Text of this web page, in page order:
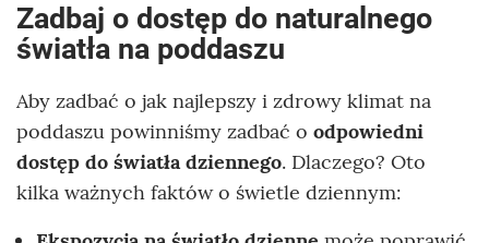
Zadbaj o dostęp do naturalnego
światła na poddaszu
Aby zadbać o jak najlepszy i zdrowy klimat na
poddaszu powinniśmy zadbać o odpowiedni
dostęp do światła dziennego. Dlaczego? Oto
kilka ważnych faktów o świetle dziennym: